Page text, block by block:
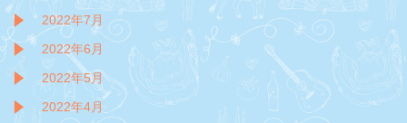
2022年7月
2022年6月
2022年5月
2022年4月